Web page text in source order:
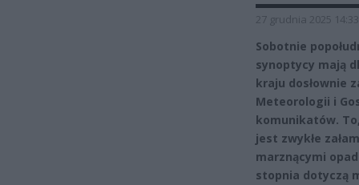
27 grudnia 2025 14:33
Sobotnie
synoptycy mają
kraju dosłownie
Meteorologii i
komunikatów.
jest zwykłe
marznącymi
stopnia dotyczą